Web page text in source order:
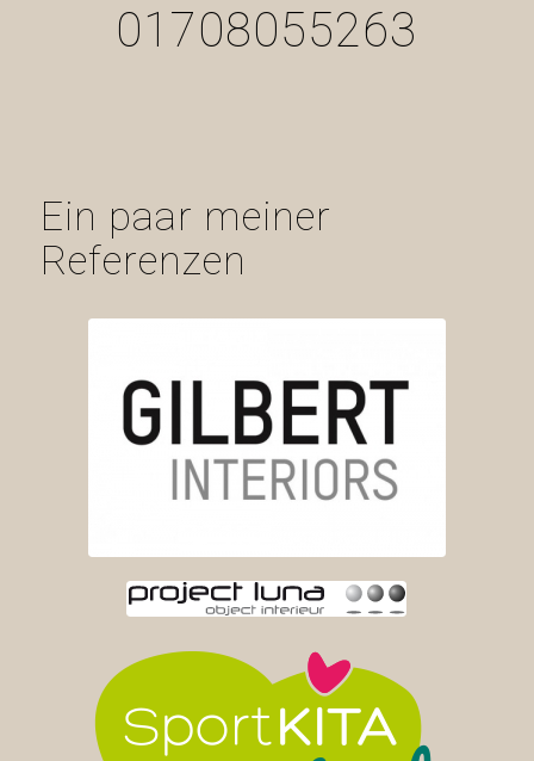
01708055263
Ein paar meiner
Referenzen